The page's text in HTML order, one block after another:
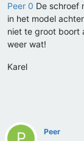
Peer 0 De schroef
in het model
niet te groot boort
weer wat!
Karel
Peer